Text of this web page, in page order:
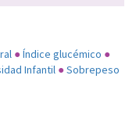
●Índice glucémico ●
Infantil ●Sobrepeso